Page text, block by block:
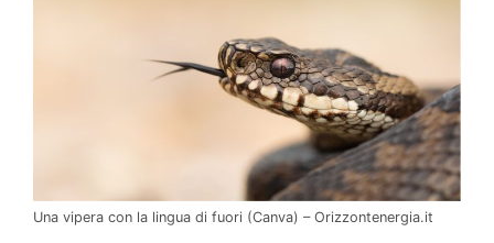
Una vipera con la lingua di fuori (Canva) – Orizzontenergia.it